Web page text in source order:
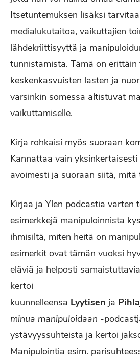
Itsetuntemuksen lisäksi
medialukutaitoa, vaikuttajien
lähdekriittisyyttä ja
tunnistamista. Tämä on erittäin
keskenkasvuisten lasten ja
varsinkin somessa altistuvat
vaikuttamiselle.
Kirja rohkaisi myös suoraan
Kannattaa vain
avoimesti ja suoraan siitä, mitä
Kirjaa ja Ylen podcastia varten
esimerkkejä manipuloinnista
ihmisiltä, miten heitä on
esimerkit ovat tämän vuoksi
eläviä ja helposti
kertoi
kuunnelleensa Lyytisen ja
minua manipuloidaan -
ystävyyssuhteista ja kertoi
Manipulointia esim.